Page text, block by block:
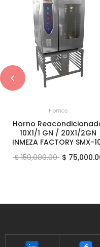
SELECCIONA LA VARIANTE
Planchas
ASBER AEMG-60-H LPG
Plancha Lisa a Gas con
Placa de 3/4″ 5